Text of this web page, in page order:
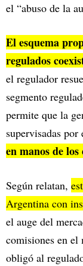
el “abuso de la
El esquema
regulados
el regulador
segmento
permite que la
supervisadas
en manos de
Según relatan,
Argentina con
el auge del
comisiones en el
obligó al